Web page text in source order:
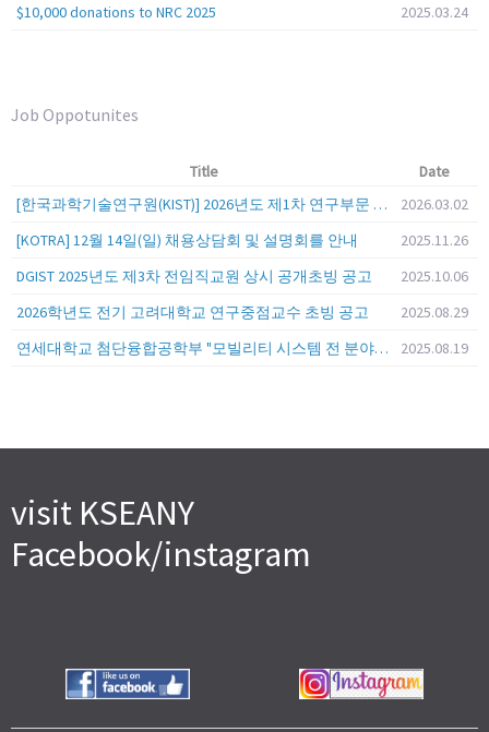
$10,000 donations to NRC 2025
2025.03.24
Job Oppotunites
Title
Date
[한국과학기술연구원(KIST)] 2026년도 제1차 연구부문 공개채용 안내
2026.03.02
[KOTRA] 12월 14일(일) 채용상담회 및 설명회를 안내
2025.11.26
DGIST 2025년도 제3차 전임직교원 상시 공개초빙 공고
2025.10.06
2026학년도 전기 고려대학교 연구중점교수 초빙 공고
2025.08.29
연세대학교 첨단융합공학부 "모빌리티 시스템 전 분야" 전임교원 특별채용 (2026년 9월 1일자 임용 예정)
2025.08.19
visit KSEANY
Facebook/instagram